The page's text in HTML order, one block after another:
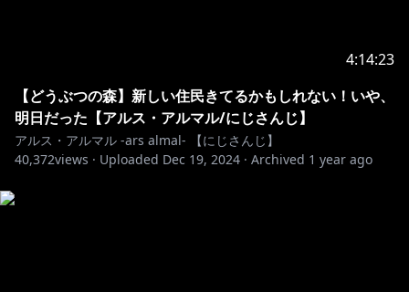
ima=4833
https://shop.nijisanji.jp/s/niji/item/detail/dig-00782?
ima=5028
4:14:23
【どうぶつの森】新しい住民きてるかもしれない！いや、
明日だった【アルス・アルマル/にじさんじ】
アルス・アルマル -ars almal- 【にじさんじ】
40,372views · Uploaded Dec 19, 2024 · Archived 1 year ago